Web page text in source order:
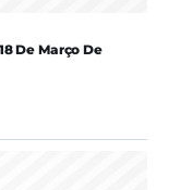
De Março De